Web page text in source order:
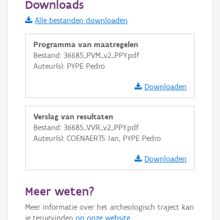
Informatie Vlaanderen
i
+ −
Basis Lagen
GRB-Basiskaart
GRB-Basiskaart in grijswaarden
Downloads
Alle bestanden downloaden
Programma van maatregelen
Bestand: 36685_PVM_v2_PPY.pdf
Auteur(s): PYPE Pedro
Downloaden
Verslag van resultaten
Bestand: 36685_VVR_v2_PPY.pdf
Auteur(s): COENAERTS Jan, PYPE Pedro
Downloaden
Meer weten?
Meer informatie over het archeologisch traject kan
je terugvinden op onze website